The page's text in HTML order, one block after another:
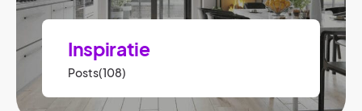
Inspiratie
Posts(108)